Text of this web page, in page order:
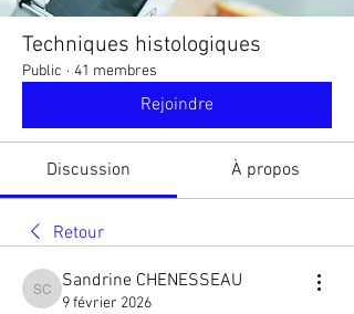
Techniques histologiques
Public · 41 membres
Rejoindre
Discussion À propos
Retour
Sandrine CHENESSEAU
Sandrine CHENESSEAU
9 février 2026